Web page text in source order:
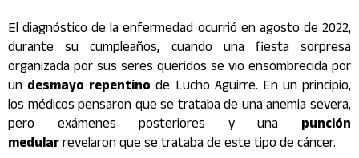
El diagnóstico de la enfermedad ocurrió en agosto de 2022,
durante su cumpleaños, cuando una fiesta sorpresa
organizada por sus seres queridos se vio ensombrecida por
un desmayo repentinode Lucho Aguirre. En un principio,
los médicos pensaron que se trataba de una anemia severa,
pero exámenes posteriores y una punción
medularrevelaron que se trataba de este tipo de cáncer.